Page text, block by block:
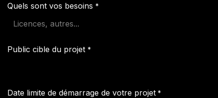
Quels sont vos besoins *
Public cible du projet *
Date limite de démarrage de votre projet *